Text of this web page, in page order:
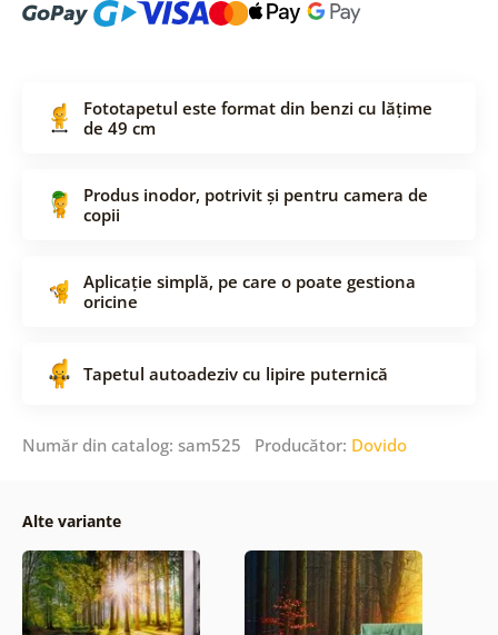
Fototapetul este format din benzi cu lățime
de 49 cm
Produs inodor, potrivit și pentru camera de
copii
Aplicație simplă, pe care o poate gestiona
oricine
Tapetul autoadeziv cu lipire puternică
Număr din catalog: sam525 Producător: Dovido
Alte variante